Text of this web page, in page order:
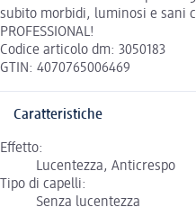
subito morbidi, luminosi e sani
PROFESSIONAL!
Codice articolo dm: 3050183
GTIN: 4070765006469
Caratteristiche
Effetto:
Lucentezza, Anticrespo
Tipo di capelli:
Senza lucentezza